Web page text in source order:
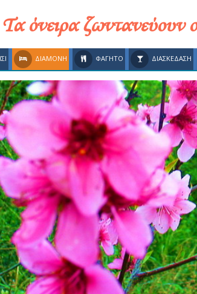
Τα όνειρα ζωντανεύουν
ΔΙΑΜΟΝΗ ΦΑΓΗΤΟ ΔΙΑΣΚΕΔΑΣΗ